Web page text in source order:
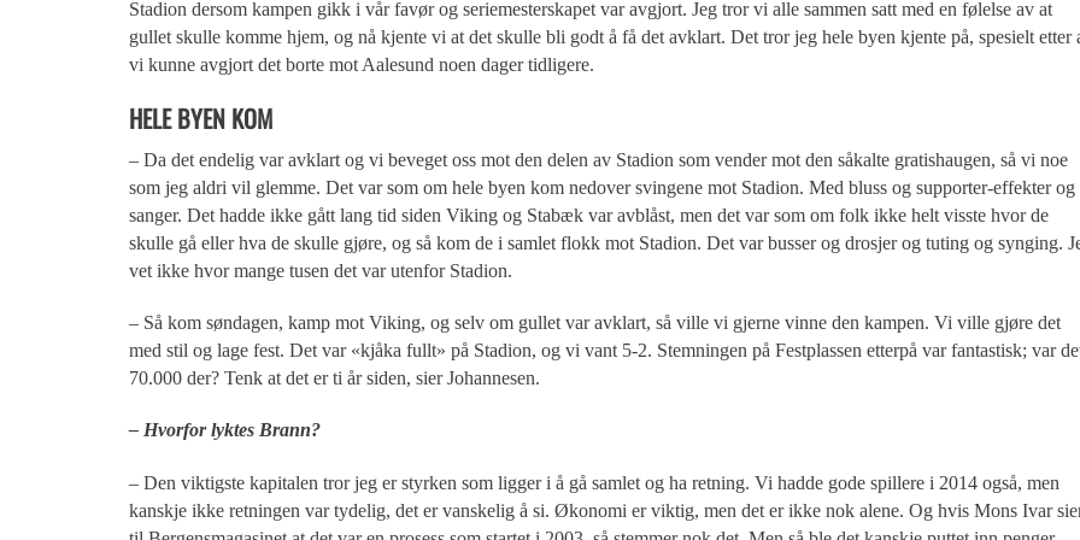
Stadion dersom kampen gikk i vår favør og seriemesterskapet var avgjort. Jeg tror vi alle sammen satt med en følelse av at
gullet skulle komme hjem, og nå kjente vi at det skulle bli godt å få det avklart. Det tror jeg hele byen kjente på, spesielt etter
vi kunne avgjort det borte mot Aalesund noen dager tidligere.
HELE BYEN KOM
– Da det endelig var avklart og vi beveget oss mot den delen av Stadion som vender mot den såkalte gratishaugen, så vi noe
som jeg aldri vil glemme. Det var som om hele byen kom nedover svingene mot Stadion. Med bluss og supporter-effekter og
sanger. Det hadde ikke gått lang tid siden Viking og Stabæk var avblåst, men det var som om folk ikke helt visste hvor de
skulle gå eller hva de skulle gjøre, og så kom de i samlet flokk mot Stadion. Det var busser og drosjer og tuting og synging.
vet ikke hvor mange tusen det var utenfor Stadion.
– Så kom søndagen, kamp mot Viking, og selv om gullet var avklart, så ville vi gjerne vinne den kampen. Vi ville gjøre det
med stil og lage fest. Det var «kjåka fullt» på Stadion, og vi vant 5-2. Stemningen på Festplassen etterpå var fantastisk; var
70.000 der? Tenk at det er ti år siden, sier Johannesen.
– Hvorfor lyktes Brann?
– Den viktigste kapitalen tror jeg er styrken som ligger i å gå samlet og ha retning. Vi hadde gode spillere i 2014 også, men
kanskje ikke retningen var tydelig, det er vanskelig å si. Økonomi er viktig, men det er ikke nok alene. Og hvis Mons Ivar